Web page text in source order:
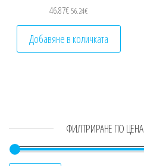
46.87€ 56.24€
Добавяне в количката
ФИЛТРИРАНЕ ПО ЦЕНА